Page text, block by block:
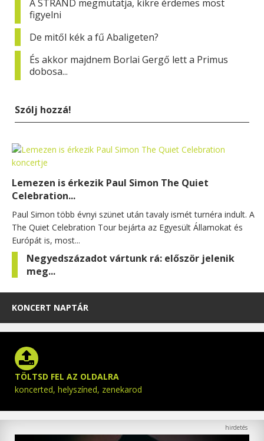
A STRAND megmutatja, kikre érdemes most
figyelni
De mitől kék a fű Abaligeten?
És akkor majdnem Borlai Gergő lett a Primus
dobosa...
Szólj hozzá!
Lemezen is érkezik Paul Simon The Quiet
Celebration...
Paul Simon több évnyi szünet után tavaly ismét turnéra indult. A
The Quiet Celebration Tour bejárta az Egyesült Államokat és
Európát is, most...
Negyedszázadot vártunk rá: először jelenik
meg...
KONCERT NAPTÁR
TÖLTSD FEL AZ OLDALRA
koncerted, helyszíned, zenekarod